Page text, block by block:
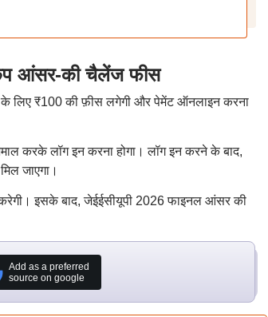
आंसर-की चैलेंज फीस
लिए ₹100 की फ़ीस लगेगी और पेमेंट ऑनलाइन करना
करके लॉग इन करना होगा। लॉग इन करने के बाद,
जाएगा।
करेगी। इसके बाद, जेईईसीयूपी 2026 फाइनल आंसर की
Add as a preferred
source on google